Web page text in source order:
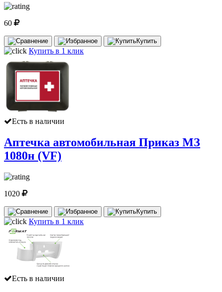
60
Купить
Купить в 1 клик
Есть в наличии
Аптечка автомобильная Приказ МЗ
1080н (VF)
1020
Купить
Купить в 1 клик
Есть в наличии